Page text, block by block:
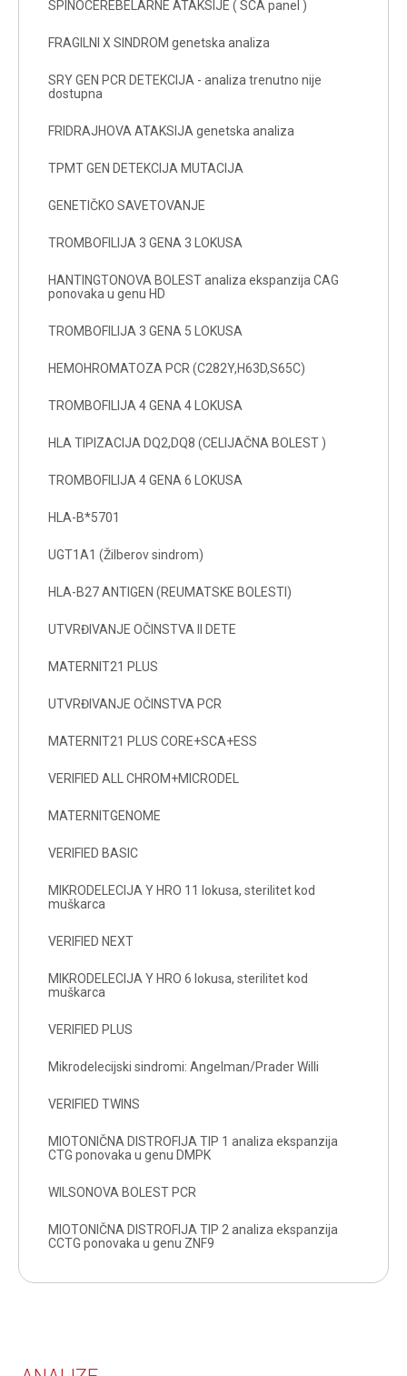
SPINOCEREBELARNE ATAKSIJE ( SCA panel )
FRAGILNI X SINDROM genetska analiza
SRY GEN PCR DETEKCIJA - analiza trenutno nije
dostupna
FRIDRAJHOVA ATAKSIJA genetska analiza
TPMT GEN DETEKCIJA MUTACIJA
GENETIČKO SAVETOVANJE
TROMBOFILIJA 3 GENA 3 LOKUSA
HANTINGTONOVA BOLEST analiza ekspanzija CAG
ponovaka u genu HD
TROMBOFILIJA 3 GENA 5 LOKUSA
HEMOHROMATOZA PCR (C282Y,H63D,S65C)
TROMBOFILIJA 4 GENA 4 LOKUSA
HLA TIPIZACIJA DQ2,DQ8 (CELIJAČNA BOLEST )
TROMBOFILIJA 4 GENA 6 LOKUSA
HLA-B*5701
UGT1A1 (Žilberov sindrom)
HLA-B27 ANTIGEN (REUMATSKE BOLESTI)
UTVRĐIVANJE OČINSTVA II DETE
MATERNIT21 PLUS
UTVRĐIVANJE OČINSTVA PCR
MATERNIT21 PLUS CORE+SCA+ESS
VERIFIED ALL CHROM+MICRODEL
MATERNITGENOME
VERIFIED BASIC
MIKRODELECIJA Y HRO 11 lokusa, sterilitet kod
muškarca
VERIFIED NEXT
MIKRODELECIJA Y HRO 6 lokusa, sterilitet kod
muškarca
VERIFIED PLUS
Mikrodelecijski sindromi: Angelman/Prader Willi
VERIFIED TWINS
MIOTONIČNA DISTROFIJA TIP 1 analiza ekspanzija
CTG ponovaka u genu DMPK
WILSONOVA BOLEST PCR
MIOTONIČNA DISTROFIJA TIP 2 analiza ekspanzija
CCTG ponovaka u genu ZNF9